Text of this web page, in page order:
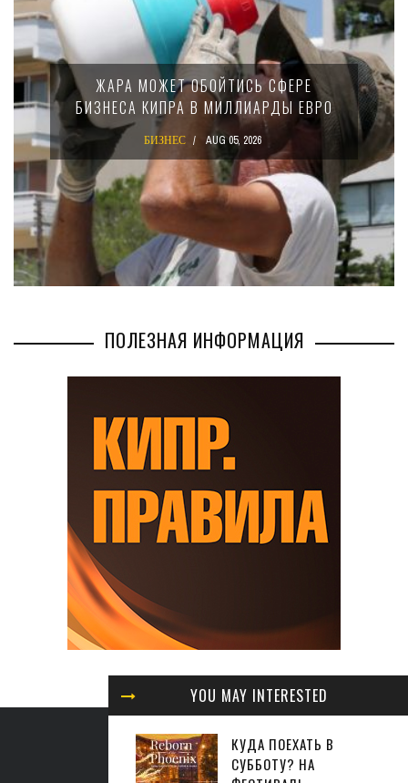
YOU MAY INTERESTED
КУДА ПОЕХАТЬ В
СУББОТУ? НА
ЖАРА МОЖЕТ ОБОЙТИСЬ СФЕРЕ
БИЗНЕСА КИПРА В МИЛЛИАРДЫ ЕВРО
БИЗНЕС AUG 05, 2026
ПОЛЕЗНАЯ ИНФОРМАЦИЯ